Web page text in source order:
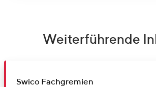
Weiterführende
Swico Fachgremien